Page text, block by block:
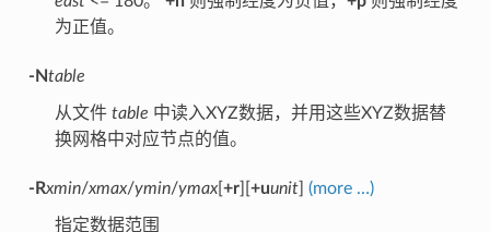
为正值。
-Ntable
从文件 table 中读入XYZ数据，并用这些XYZ数据替
换网格中对应节点的值。
-Rxmin/xmax/ymin/ymax[ +r][ +uunit] (more …)
指定数据范围